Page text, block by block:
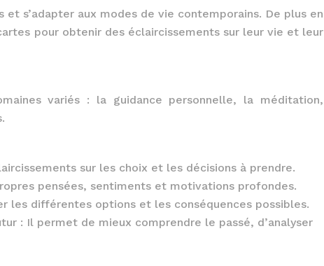
et s’adapter aux modes de vie contemporains. De plus en
pour obtenir des éclaircissements sur leur vie et leur
variés : la guidance personnelle, la méditation,
sur les choix et les décisions à prendre.
pensées, sentiments et motivations profondes.
les différentes options et les conséquences possibles.
: Il permet de mieux comprendre le passé, d’analyser